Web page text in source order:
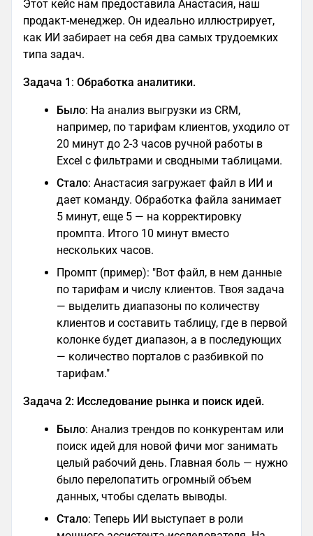
Этот кейс нам предоставила Анастасия, наш
продакт-менеджер. Он идеально иллюстрирует,
как ИИ забирает на себя два самых трудоемких
типа задач.
Задача 1 : Обработка аналитики.
Было: На анализ выгрузки из CRM,
например, по тарифам клиентов, уходило от
20 минут до 2-3 часов ручной работы в
Excel с фильтрами и сводными таблицами.
Стало: Анастасия загружает файл в ИИ и
дает команду. Обработка файла занимает
5 минут, еще 5 — на корректировку
промпта. Итого 10 минут вместо
нескольких часов.
Промпт (пример): "Вот файл, в нем данные
по тарифам и числу клиентов. Твоя задача
— выделить диапазоны по количеству
клиентов и составить таблицу, где в первой
колонке будет диапазон, а в последующих
— количество порталов с разбивкой по
тарифам."
Задача 2: Исследование рынка и поиск идей.
Было: Анализ трендов по конкурентам или
поиск идей для новой фичи мог занимать
целый рабочий день. Главная боль — нужно
было перелопатить огромный объем
данных, чтобы сделать выводы.
Стало: Теперь ИИ выступает в роли